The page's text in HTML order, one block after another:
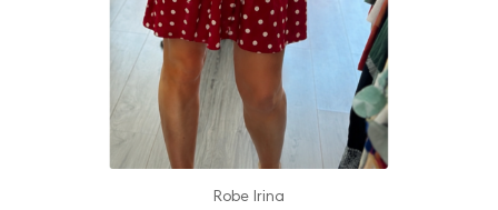
Robe Irina